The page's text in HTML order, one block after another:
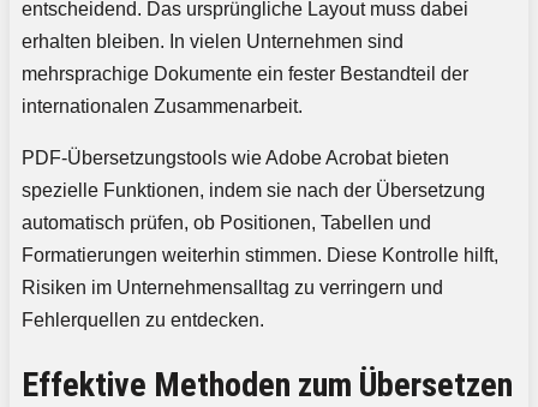
entscheidend. Das ursprüngliche Layout muss dabei
erhalten bleiben. In vielen Unternehmen sind
mehrsprachige Dokumente ein fester Bestandteil der
internationalen Zusammenarbeit.
PDF-Übersetzungstools wie Adobe Acrobat bieten
spezielle Funktionen, indem sie nach der Übersetzung
automatisch prüfen, ob Positionen, Tabellen und
Formatierungen weiterhin stimmen. Diese Kontrolle hilft,
Risiken im Unternehmensalltag zu verringern und
Fehlerquellen zu entdecken.
Effektive Methoden zum Übersetzen